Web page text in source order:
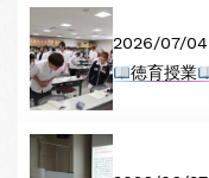
2026/07/04
徳育授業